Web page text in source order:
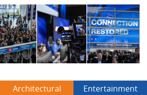
Architectural
Entertainment